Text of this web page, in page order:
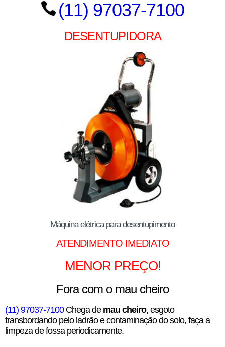
(11) 97037-7100
DESENTUPIDORA
Máquina elétrica para desentupimento
ATENDIMENTO IMEDIATO
MENOR PREÇO!
Fora com o mau cheiro
(11) 97037-7100 Chega de mau cheiro, esgoto
transbordando pelo ladrão e contaminação do solo, faça a
limpeza de fossa periodicamente.